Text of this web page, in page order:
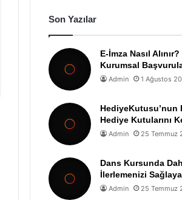
Son Yazılar
E-İmza Nasıl
Kurumsal
Admin 1 Ağustos
HediyeKutusu’nun
Hediye Kutularını
Admin 25 Temmuz
Dans Kursunda
İlerlemenizi
Admin 25 Temmuz